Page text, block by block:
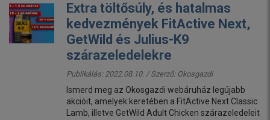
Extra töltősúly, és hatalmas
kedvezmények FitActive Next,
GetWild és Julius-K9
szárazeledelekre
Publikálás: 2022.08.10. / Szerző: Okosgazdi
Ismerd meg az Okosgazdi webáruház legújabb
akcióit, amelyek keretében a FitActive Next Classic
Lamb, illetve GetWild Adult Chicken szárazeledeleit